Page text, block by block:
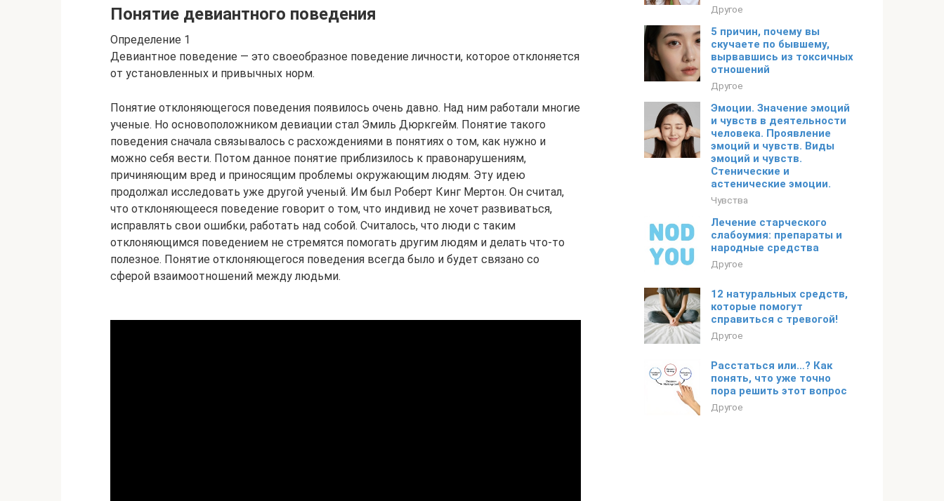
Понятие девиантного поведения
Определение 1
Девиантное поведение — это своеобразное поведение личности, которое отклоняется
от установленных и привычных норм.
Понятие отклоняющегося поведения появилось очень давно. Над ним работали многие
ученые. Но основоположником девиации стал Эмиль Дюркгейм. Понятие такого
поведения сначала связывалось с расхождениями в понятиях о том, как нужно и
можно себя вести. Потом данное понятие приблизилось к правонарушениям,
причиняющим вред и приносящим проблемы окружающим людям. Эту идею
продолжал исследовать уже другой ученый. Им был Роберт Кинг Мертон. Он считал,
что отклоняющееся поведение говорит о том, что индивид не хочет развиваться,
исправлять свои ошибки, работать над собой. Считалось, что люди с таким
отклоняющимся поведением не стремятся помогать другим людям и делать что-то
полезное. Понятие отклоняющегося поведения всегда было и будет связано со
сферой взаимоотношений между людьми.
Другое
5 причин, почему вы
скучаете по бывшему,
вырвавшись из токсичных
отношений
Другое
Эмоции. Значение эмоций
и чувств в деятельности
человека. Проявление
эмоций и чувств. Виды
эмоций и чувств.
Стенические и
астенические эмоции.
Чувства
Лечение старческого
слабоумия: препараты и
народные средства
Другое
12 натуральных средств,
которые помогут
справиться с тревогой!
Другое
Расстаться или…? Как
понять, что уже точно
пора решить этот вопрос
Другое